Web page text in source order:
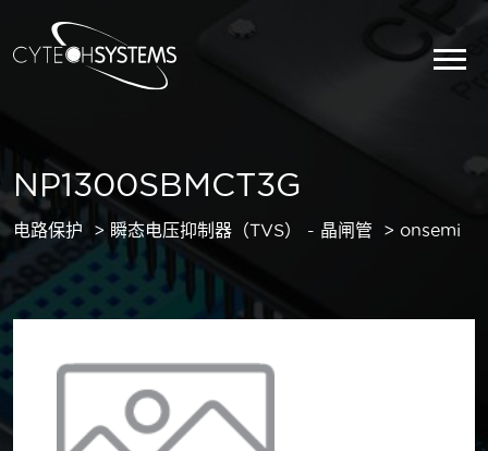
NP1300SBMCT3G
电路保护 瞬态电压抑制器（TVS） - 晶闸管 onsemi